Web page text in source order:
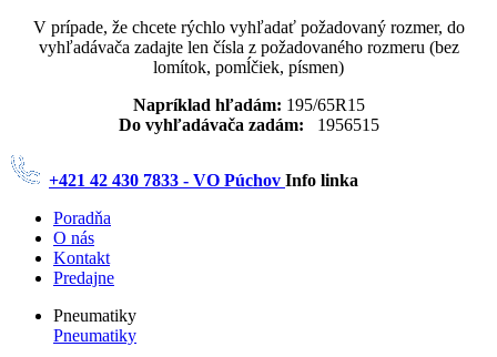
V prípade, že chcete rýchlo vyhľadať požadovaný rozmer, do
vyhľadávača zadajte len čísla z požadovaného rozmeru (bez
lomítok, pomĺčiek, písmen)
Napríklad hľadám: 195/65R15
Do vyhľadávača zadám: 1956515
+421 42 430 7833 - VO Púchov Info linka
Poradňa
O nás
Kontakt
Predajne
Pneumatiky
Pneumatiky